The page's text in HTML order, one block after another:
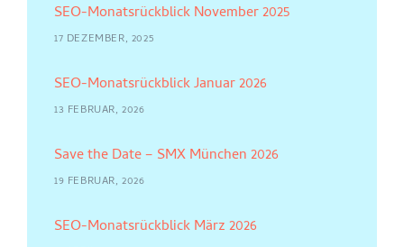
SEO-Monatsrückblick November 2025
17 DEZEMBER, 2025
SEO-Monatsrückblick Januar 2026
13 FEBRUAR, 2026
Save the Date – SMX München 2026
19 FEBRUAR, 2026
SEO-Monatsrückblick März 2026